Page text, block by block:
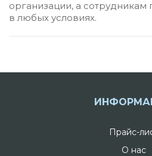
организации, а сотрудникам
в любых условиях.
Прайс-
О нас